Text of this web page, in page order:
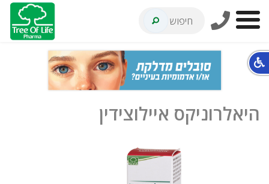
חופשי
היאלרוניקס איילוצידין